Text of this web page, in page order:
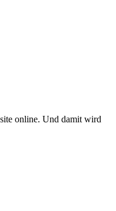
online. Und damit wird